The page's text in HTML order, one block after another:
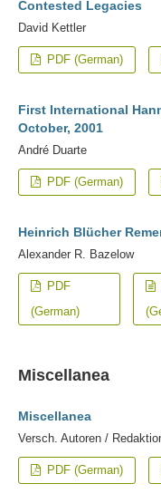
Contested Legacies
David Kettler
PDF (German)
First International
October, 2001
André Duarte
PDF (German)
Heinrich Blücher
Alexander R. Bazelow
PDF
(German)
Miscellanea
Miscellanea
Versch. Autoren /
PDF (German)